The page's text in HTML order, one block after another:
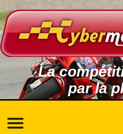
La
par la